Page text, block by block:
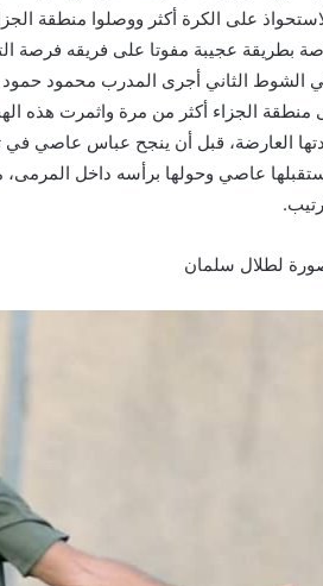
على الكرة أكثر ووصلوا منطقة
بطريقة عجيبة مفوتا على فريقه فرصة
الشوط الثاني أجرى المدرب محمود حمود
منطقة الجزاء أكثر من مرة واثمرت هذه
العارضة، قبل أن ينجح عباس عاصي في
عاصي وحولها برأسه داخل المرمى،
لطلال سلمان